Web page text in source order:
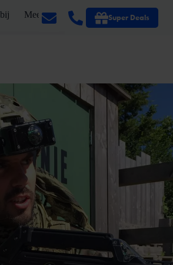
Meer Super Deals